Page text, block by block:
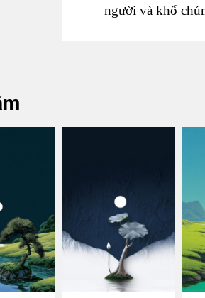
người và khổ